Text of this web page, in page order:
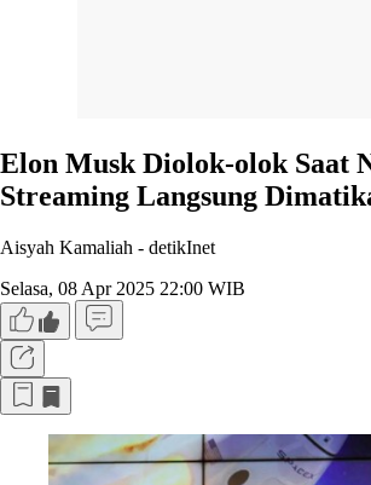
Elon Musk Diolok-olok Saat
Streaming Langsung
Aisyah Kamaliah - detikInet
Selasa, 08 Apr 2025 22:00 WIB